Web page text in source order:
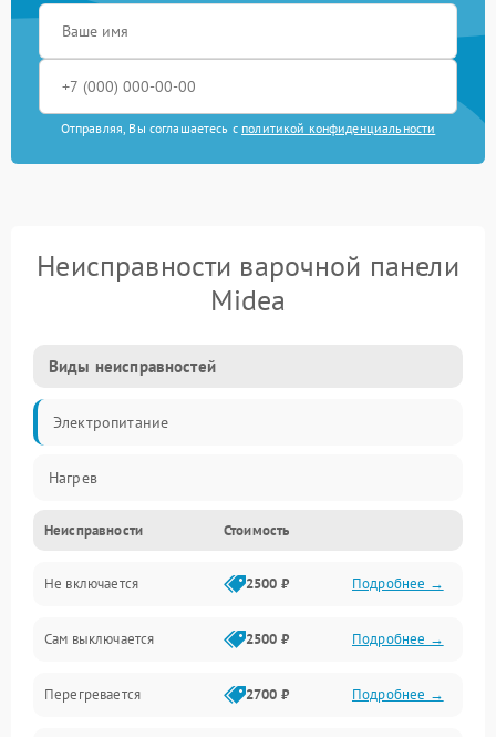
Отправляя, Вы соглашаетесь с политикой конфиденциальности
Неисправности варочной панели
Midea
Виды неисправностей
Электропитание
Нагрев
Неисправности Стоимость
Не включается 2500 ₽ Подробнее →
Сам выключается 2500 ₽ Подробнее →
Перегревается 2700 ₽ Подробнее →